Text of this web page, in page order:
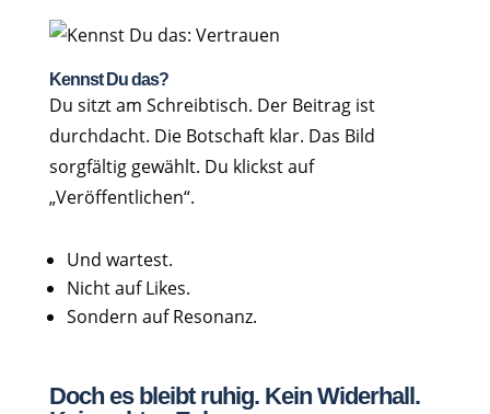
Kennst Du das?
Du sitzt am Schreibtisch. Der Beitrag ist
durchdacht. Die Botschaft klar. Das Bild
sorgfältig gewählt. Du klickst auf
„Veröffentlichen“.
Und wartest.
Nicht auf Likes.
Sondern auf Resonanz.
Doch es bleibt ruhig. Kein Widerhall.